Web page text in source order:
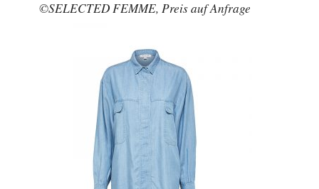
©SELECTED FEMME, Preis auf Anfrage